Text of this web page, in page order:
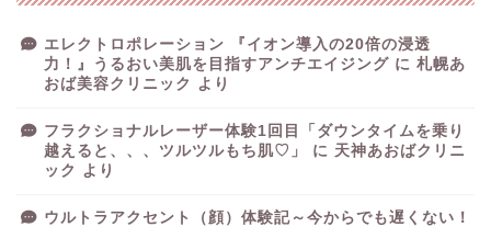
エレクトロポレーション 『イオン導入の20倍の浸透
力！』うるおい美肌を目指すアンチエイジング に 札幌あ
おば美容クリニック
より
フラクショナルレーザー体験1回目「ダウンタイムを乗り
越えると、、、ツルツルもち肌♡」
に 天神あおばクリニ
ック
より
ウルトラアクセント（顔）体験記～今からでも遅くない！